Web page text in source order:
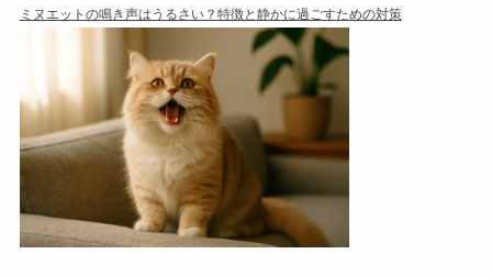
ミヌエットの鳴き声はうるさい？特徴と静かに過ごすための対策